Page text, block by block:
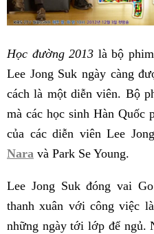
Học đường 2013 là bộ
Lee Jong Suk ngày càng
cách là một diễn viên. Bộ
mà các học sinh Hàn Quốc
của các diễn viên Lee
Nara và Park Se Young.
Lee Jong Suk đóng vai
thanh xuân với công việc
những ngày tới lớp để ngủ.